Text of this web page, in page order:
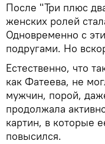
После "Три плюс
женских ролей
Одновременно с
подругами. Но
Естественно, что
как Фатеева, не
мужчин, порой,
продолжала
картин, в которые
повысился.